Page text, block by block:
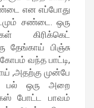
என எப்போது
சண்டை. ஒரு
கிரிக்கெட்
தேங்காய் பிஞ்சு
வந்த பாட்டி,
,அதற்கு முன்பே
பல் ஒரு அறை
போட்ட பாவம்